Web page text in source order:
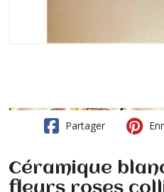
Partager
Céramique